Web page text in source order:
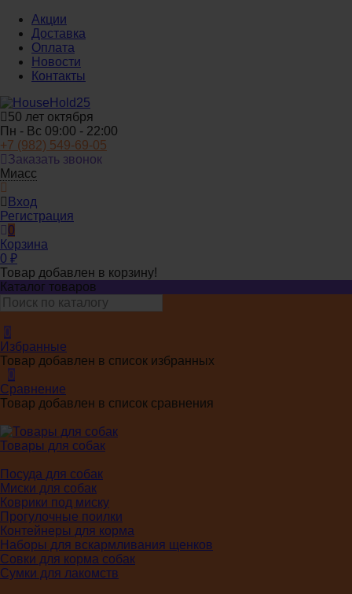
Акции
Доставка
Оплата
Новости
Контакты
50 лет октября
Пн - Вс 09:00 - 22:00
+7 (982) 549-69-05
Заказать звонок
Миасс
Вход
Регистрация
0
Корзина
0 ₽
Товар добавлен в корзину!
Каталог товаров
0
Избранные
Товар добавлен в список избранных
0
Сравнение
Товар добавлен в список сравнения
Товары для собак
Посуда для собак
Миски для собак
Коврики под миску
Прогулочные поилки
Контейнеры для корма
Наборы для вскармливания щенков
Совки для корма собак
Сумки для лакомств